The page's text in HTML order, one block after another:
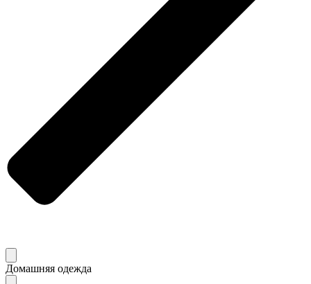
Домашняя одежда